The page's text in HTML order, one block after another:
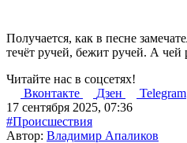
Получается, как в песне
течёт ручей, бежит ручей. А чей
Читайте нас в соцсетях!
Вконтакте
Дзен
Telegram
17 сентября 2025, 07:36
#Происшествия
Автор: Владимир Апаликов